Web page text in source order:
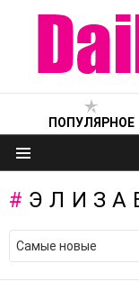
ПОПУЛЯРНОЕ
Меню